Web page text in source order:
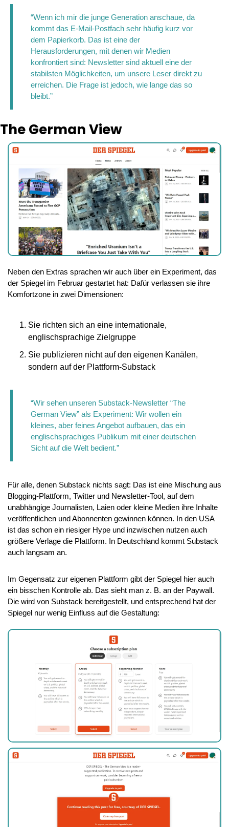
“Wenn ich mir die junge Generation anschaue, da
kommt das E-Mail-Postfach sehr häufig kurz vor
dem Papierkorb. Das ist eine der
Herausforderungen, mit denen wir Medien
konfrontiert sind: Newsletter sind aktuell eine der
stabilsten Möglichkeiten, um unsere Leser direkt zu
erreichen. Die Frage ist jedoch, wie lange das so
bleibt.”
The German View
Neben den Extras sprachen wir auch über ein Experiment, das
der Spiegel im Februar gestartet hat: Dafür verlassen sie ihre
Komfortzone in zwei Dimensionen:
Sie richten sich an eine internationale,
englischsprachige Zielgruppe
Sie publizieren nicht auf den eigenen Kanälen,
sondern auf der Plattform-Substack
“Wir sehen unseren Substack-Newsletter “The
German View” als Experiment: Wir wollen ein
kleines, aber feines Angebot aufbauen, das ein
englischsprachiges Publikum mit einer deutschen
Sicht auf die Welt bedient.”
Für alle, denen Substack nichts sagt: Das ist eine Mischung aus
Blogging-Plattform, Twitter und Newsletter-Tool, auf dem
unabhängige Journalisten, Laien oder kleine Medien ihre Inhalte
veröffentlichen und Abonnenten gewinnen können. In den USA
ist das schon ein riesiger Hype und inzwischen nutzen auch
größere Verlage die Plattform. In Deutschland kommt Substack
auch langsam an.
Im Gegensatz zur eigenen Plattform gibt der Spiegel hier auch
ein bisschen Kontrolle ab. Das sieht man z. B. an der Paywall.
Die wird von Substack bereitgestellt, und entsprechend hat der
Spiegel nur wenig Einfluss auf die Gestaltung: